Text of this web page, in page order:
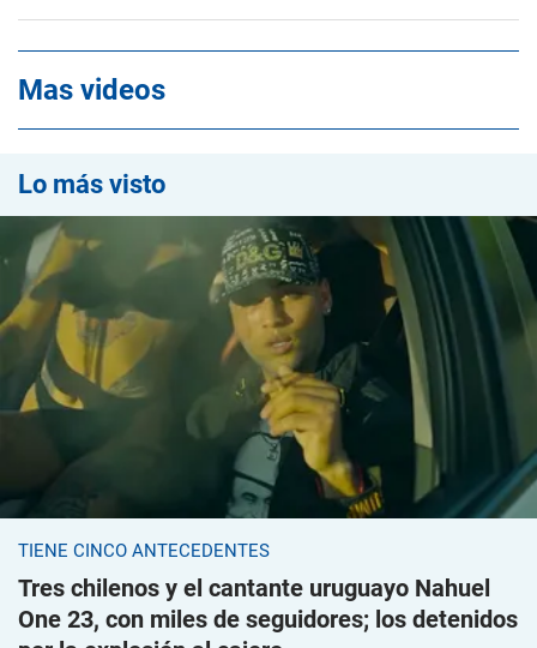
Mas videos
Lo más visto
TIENE CINCO ANTECEDENTES
Tres chilenos y el cantante uruguayo Nahuel
One 23, con miles de seguidores; los detenidos